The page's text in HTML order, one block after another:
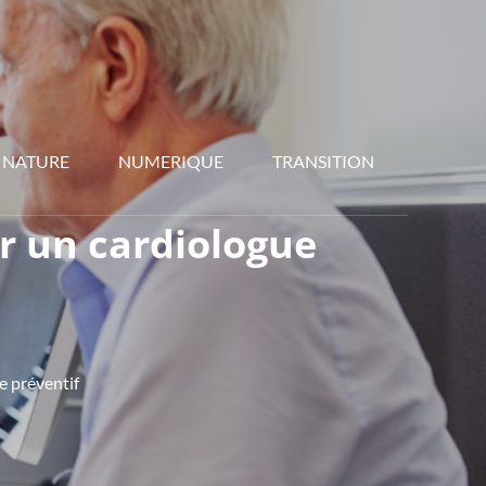
NATURE NUMERIQUE TRANSITION
un cardiologue
préventif